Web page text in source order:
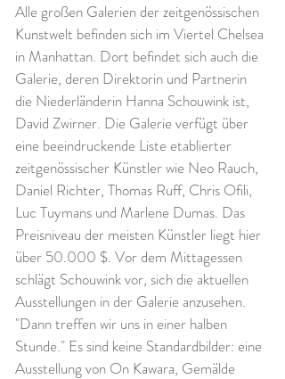
Alle großen Galerien der zeitgenössischen
Kunstwelt befinden sich im Viertel Chelsea
in Manhattan. Dort befindet sich auch die
Galerie, deren Direktorin und Partnerin
die Niederländerin Hanna Schouwink ist,
David Zwirner. Die Galerie verfügt über
eine beeindruckende Liste etablierter
zeitgenössischer Künstler wie Neo Rauch,
Daniel Richter, Thomas Ruff, Chris Ofili,
Luc Tuymans und Marlene Dumas. Das
Preisniveau der meisten Künstler liegt hier
über 50.000 $. Vor dem Mittagessen
schlägt Schouwink vor, sich die aktuellen
Ausstellungen in der Galerie anzusehen.
"Dann treffen wir uns in einer halben
Stunde." Es sind keine Standardbilder: eine
Ausstellung von On Kawara, Gemälde